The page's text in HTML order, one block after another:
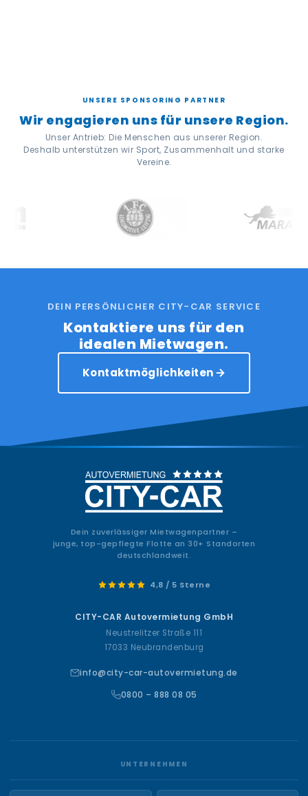
UNSERE SPONSORING PARTNER
Wir engagieren uns für unsere Region.
Unser Antrieb: Die Menschen aus unserer Region.
Deshalb unterstützen wir Sport, Zusammenhalt und starke
Vereine.
DEIN PERSÖNLICHER CITY-CAR SERVICE
Kontaktiere uns für den
idealen Mietwagen.
Kontaktmöglichkeiten
Dein zuverlässiger Mietwagenpartner –
junge, top-gepflegte Flotte an 30+ Standorten
deutschlandweit.
4,8 / 5 Sterne
CITY-CAR Autovermietung GmbH
Neustrelitzer Straße 111
17033 Neubrandenburg
info@city-car-autovermietung.de
0800 – 888 08 05
UNTERNEHMEN